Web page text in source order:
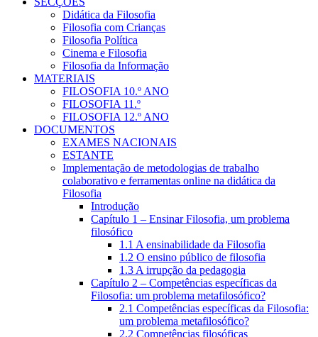
Didática da Filosofia
Filosofia com Crianças
Filosofia Política
Cinema e Filosofia
Filosofia da Informação
MATERIAIS
FILOSOFIA 10.º ANO
FILOSOFIA 11.º
FILOSOFIA 12.º ANO
DOCUMENTOS
EXAMES NACIONAIS
ESTANTE
Implementação de metodologias de trabalho
colaborativo e ferramentas online na didática da
Filosofia
Introdução
Capítulo 1 – Ensinar Filosofia, um problema
filosófico
1.1 A ensinabilidade da Filosofia
1.2 O ensino público de filosofia
1.3 A irrupção da pedagogia
Capítulo 2 – Competências específicas da
Filosofia: um problema metafilosófico?
2.1 Competências específicas da Filosofia:
um problema metafilosófico?
2.2 Competências filosóficas